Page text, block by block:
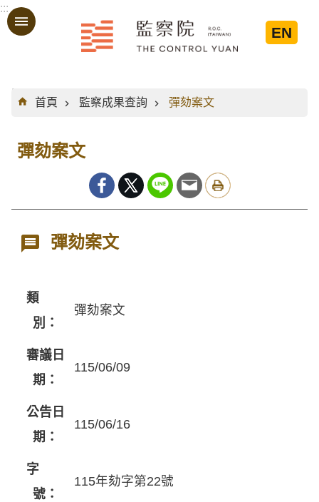
跳到主要內容區塊
:::
EN
:::
首頁
監察成果查詢 彈劾案文
彈劾案文
彈劾案文
類
別：
彈劾案文
審議日
期：
115/06/09
公告日
期：
115/06/16
字
號：
115年劾字第22號